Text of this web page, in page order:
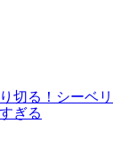
切る！シーベ
ぎる